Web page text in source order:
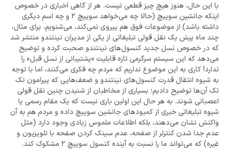
با این حال، هنوز هیچ چیز قطعی نیست. هر از گاهی اخباری در خصوص
اینکه جانشین سوییچ (حالا چه می‌خواهد سوییچ 2 و چه اسم دیگری
داشته باشد) از موضوعات فوق هم پیروی نمی‌کند، می‌شنویم. برای مثال،
چند ماه پیش یک نقل قولی تبلیغاتی از یکی از مدیران نینتندو منتشر شد
که در خصوص نسل جدید کنسول‌های نینتندو صحبت کرده و توضیح
می‌دهد که این سیستم سرگرمی تازه قابلیت «پشتیبانی از نسل قبل» را
ندارد! کاری به این موضوع نداریم که مردم چه فکری می‌کنند، اما با توجه
به شیوه انتقال قدرت کنسول‌های نینتندو و ضعف‌هایی که پیرامون تک
تک آن‌ها توضیح دادیم؛ بسیاری از مخاطبان از شنیدن چنین نقل قولی
اعصبانی شوند. به هر حال این اولین باری نیست که یک مقام رسمی یا
شیوه تبلیغاتی خبری از کمبودهای جانشین سوییچ داده و مردم هم به آن
واکنش نشان می‌دهند، بلکه اطلاعات ملموس زیادی وجود دارد (مثل
عدم جدا شدن کنترلر از صفحه، عدم سینک کردن صفحه با تلویزیون و
غیره) که می‌تواند ما را نسبت به آینده کنسول سوییچ 2 مشکوک کند.